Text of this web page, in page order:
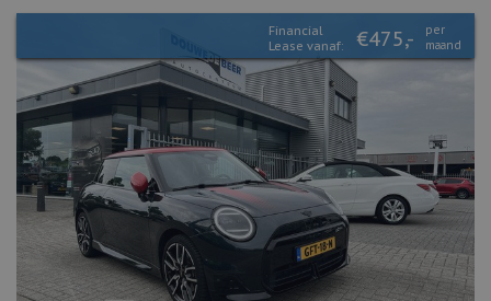
Financial
Lease vanaf:
€475,-
per
maand